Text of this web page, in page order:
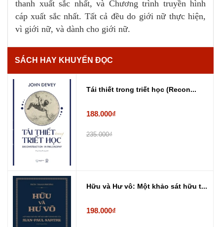
thanh xuất sắc nhất, và Chương trình truyền hình
cáp xuất sắc nhất. Tất cả đều do giới nữ thực hiện,
vì giới nữ, và dành cho giới nữ.
SÁCH HAY KHUYẾN ĐỌC
Tái thiết trong triết học (Recon...
188.000₫
235.000₫
Hữu và Hư vô: Một khảo sát hữu t...
198.000₫